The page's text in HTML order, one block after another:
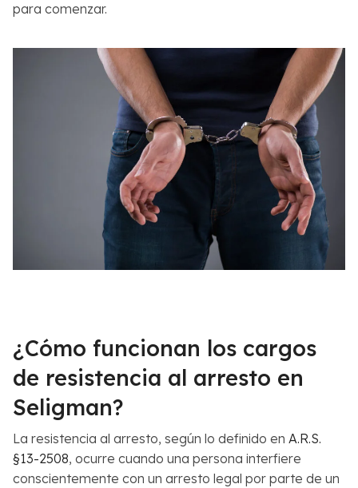
para comenzar.
¿Cómo funcionan los cargos
de resistencia al arresto en
Seligman?
La resistencia al arresto, según lo definido en A.R.S.
§13-2508, ocurre cuando una persona interfiere
conscientemente con un arresto legal por parte de un